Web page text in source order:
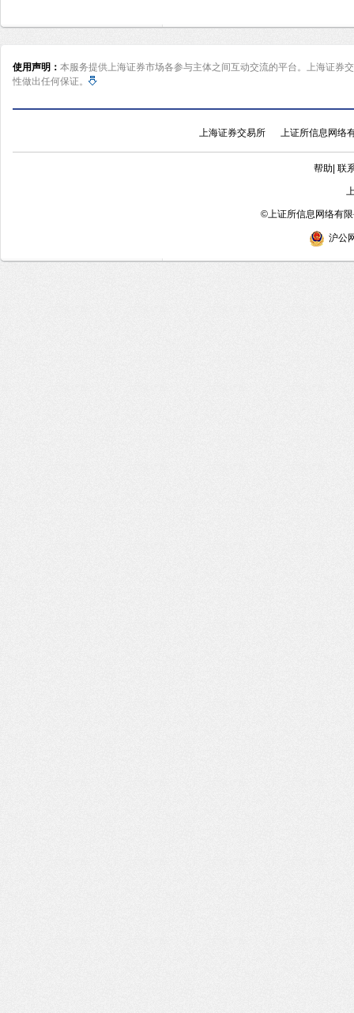
使用声明： 本服务提供上海证券市场各参与主体之间互动交流的平台。上海证券
性做出任何保证。
上海证券交易所 上证所信息网络
帮助| 联
©上证所信息网络有
沪公